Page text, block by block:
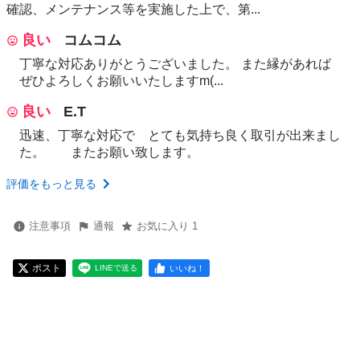
確認、メンテナンス等を実施した上で、第...
良い コムコム
丁寧な対応ありがとうございました。 また縁があれば
ぜひよろしくお願いいたしますm(...
良い E.T
迅速、丁寧な対応で とても気持ち良く取引が出来まし
た。 またお願い致します。
評価をもっと見る
注意事項 通報 お気に入り 1
ポスト LINEで送る いいね！